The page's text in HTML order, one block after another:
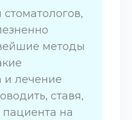
методы
и лечение
ставя,
на